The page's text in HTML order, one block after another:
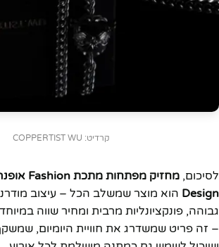
קרדיט: COPPERTIST WU
לסיכום,
Design הוא מוצר שמשלב הכל – עיצוב
גבוהה, פונקציונליות מרבית ומחיר שווה
– זה פריט שמשדרג את חוויית היומיום,